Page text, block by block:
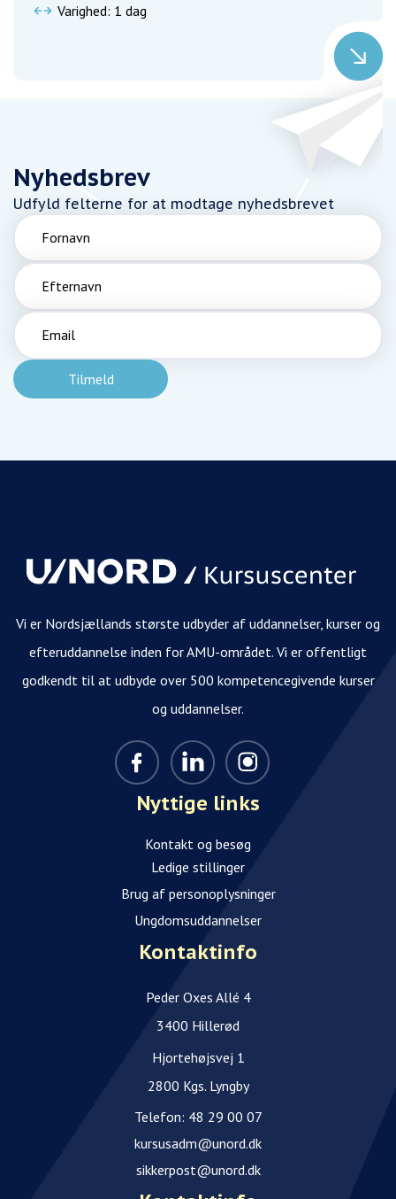
Varighed: 1 dag
Nyhedsbrev
Udfyld felterne for at modtage nyhedsbrevet
Fornavn
Efternavn
Email
Vi er Nordsjællands største udbyder af uddannelser, kurser og
efteruddannelse inden for AMU-området. Vi er offentligt
godkendt til at udbyde over 500 kompetencegivende kurser
og uddannelser.
Nyttige links
Kontakt og besøg
Ledige stillinger
Brug af personoplysninger
Ungdomsuddannelser
Kontaktinfo
Peder Oxes Allé 4
3400 Hillerød
Hjortehøjsvej 1
2800 Kgs. Lyngby
Telefon: 48 29 00 07
kursusadm@unord.dk
sikkerpost@unord.dk